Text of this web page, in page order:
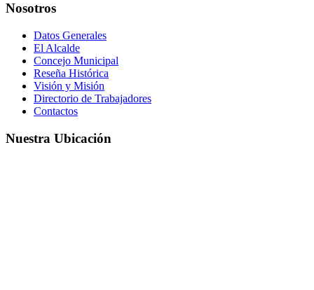
Nosotros
Datos Generales
El Alcalde
Concejo Municipal
Reseña Histórica
Visión y Misión
Directorio de Trabajadores
Contactos
Nuestra Ubicación